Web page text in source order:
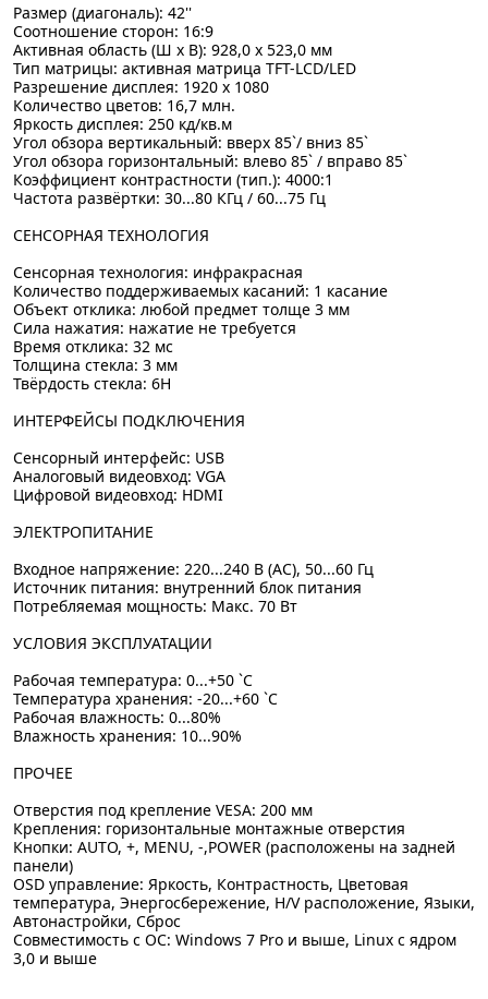
Размер (диагональ): 42''
Соотношение сторон: 16:9
Активная область (Ш х В): 928,0 х 523,0 мм
Тип матрицы: активная матрица TFT-LCD/LED
Разрешение дисплея: 1920 х 1080
Количество цветов: 16,7 млн.
Яркость дисплея: 250 кд/кв.м
Угол обзора вертикальный: вверх 85`/ вниз 85`
Угол обзора горизонтальный: влево 85` / вправо 85`
Коэффициент контрастности (тип.): 4000:1
Частота развёртки: 30...80 КГц / 60...75 Гц
СЕНСОРНАЯ ТЕХНОЛОГИЯ
Сенсорная технология: инфракрасная
Количество поддерживаемых касаний: 1 касание
Объект отклика: любой предмет толще 3 мм
Сила нажатия: нажатие не требуется
Время отклика: 32 мс
Толщина стекла: 3 мм
Твёрдость стекла: 6H
ИНТЕРФЕЙСЫ ПОДКЛЮЧЕНИЯ
Сенсорный интерфейс: USB
Аналоговый видеовход: VGA
Цифровой видеовход: HDMI
ЭЛЕКТРОПИТАНИЕ
Входное напряжение: 220...240 В (AC), 50...60 Гц
Источник питания: внутренний блок питания
Потребляемая мощность: Макс. 70 Вт
УСЛОВИЯ ЭКСПЛУАТАЦИИ
Рабочая температура: 0...+50 `C
Температура хранения: -20...+60 `C
Рабочая влажность: 0...80%
Влажность хранения: 10...90%
ПРОЧЕЕ
Отверстия под крепление VESA: 200 мм
Крепления: горизонтальные монтажные отверстия
Кнопки: AUTO, +, MENU, -,POWER (расположены на задней
панели)
OSD управление: Яркость, Контрастность, Цветовая
температура, Энергосбережение, H/V расположение, Языки,
Автонастройки, Сброс
Совместимость с ОС: Windows 7 Pro и выше, Linux с ядром
3,0 и выше